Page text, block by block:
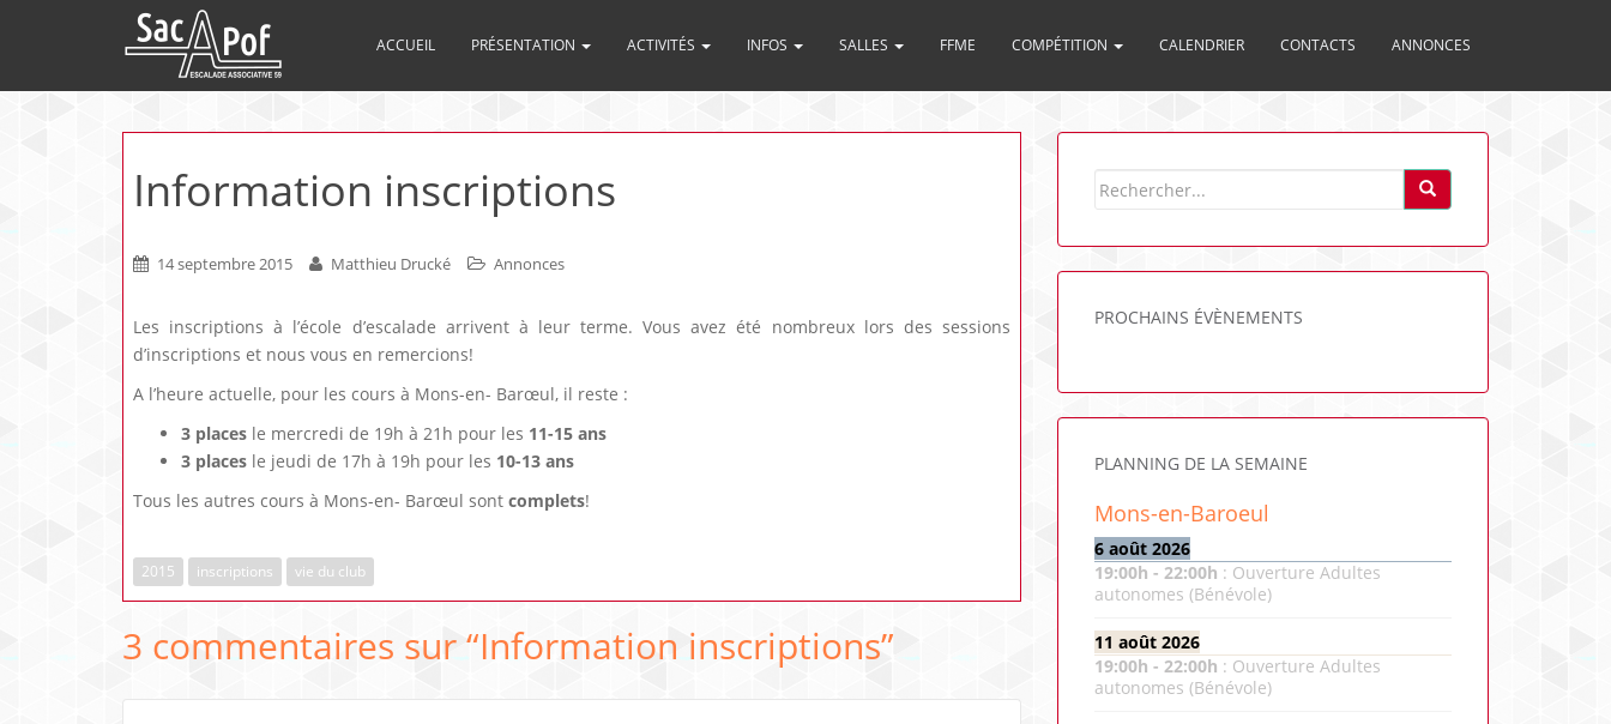
ACCUEIL PRÉSENTATION ACTIVITÉS INFOS SALLES FFME COMPÉTITION CALENDRIER CONTACTS ANNONCES
Information inscriptions
14 septembre 2015 Matthieu Drucké Annonces
Les inscriptions à l’école d’escalade arrivent à leur terme. Vous avez été nombreux lors des sessions
d’inscriptions et nous vous en remercions!
A l’heure actuelle, pour les cours à Mons-en- Barœul, il reste :
3 places le mercredi de 19h à 21h pour les 11-15 ans
3 places le jeudi de 17h à 19h pour les 10-13 ans
Tous les autres cours à Mons-en- Barœul sont complets!
2015 inscriptions vie du club
3 commentaires sur “Information inscriptions”
PROCHAINS ÉVÈNEMENTS
PLANNING DE LA SEMAINE
Mons-en-Baroeul
6 août 2026
19:00h - 22:00h : Ouverture Adultes
autonomes (Bénévole)
11 août 2026
19:00h - 22:00h : Ouverture Adultes
autonomes (Bénévole)